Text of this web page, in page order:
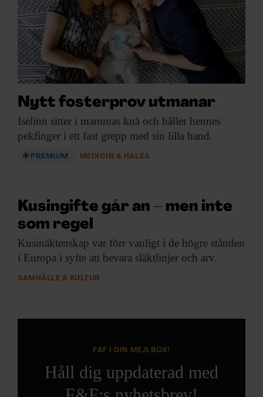
ARKIV & E-TIDNING
LYSSNA/PODD
EVENEMANG & RESOR
SHOP
KONTAKTA F&F
SKRIV I F&F
ANNONSERA I F&F
OM F&F
Nytt fosterprov utmanar
Iselinn sitter i mammas knä och håller hennes
pekfinger i ett fast grepp med sin lilla hand.
PREMIUM MEDICIN & HÄLSA
Kusingifte går an – men inte
som regel
Kusinäktenskap var förr vanligt i de högre stånden
i Europa i syfte att bevara släktlinjer och arv.
SAMHÄLLE & KULTUR
F&F I DIN MEJLBOX!
Håll dig uppdaterad med